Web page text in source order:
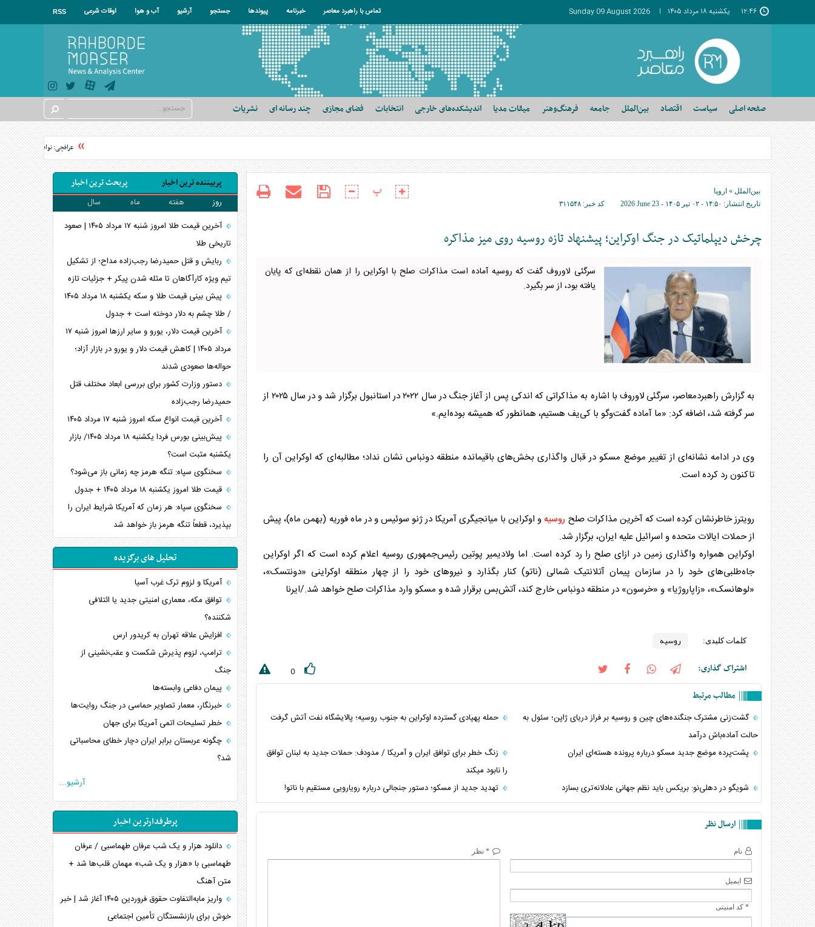
۱۲:۴۶ يکشنبه ۱۸ مرداد ۱۴۰۵ Sunday 09 August 2026 تماس با راهبرد معاصر خبرنامه پیوندها جستجو آرشیو آب و هوا اوقات شرعی RSS
صفحه اصلی سیاست اقتصاد بین‌الملل جامعه فرهنگ‌وهنر میقات مدیا اندیشکده‌های خارجی انتخابات فضای مجازی چند رسانه ای نشریات
عراقچی: توافق با عمان نزدیک است/ سهم ۱۱ درصدی ایران
بین‌الملل » اروپا
تاریخ انتشار: ۱۴:۵۰ - ۰۲ تير ۱۴۰۵ - 2026 June 23 کد خبر: ۳۱۱۵۴۸
پ
چرخش دیپلماتیک در جنگ اوکراین؛ پیشنهاد تازه روسیه روی میز مذاکره
سرگئی لاوروف گفت که روسیه آماده است مذاکرات صلح با اوکراین را از همان نقطه‌ای که پایان
یافته بود، از سر بگیرد.
به گزارش راهبردمعاصر، سرگئی لاوروف با اشاره به مذاکراتی که اندکی پس از آغاز جنگ در سال ۲۰۲۲ در استانبول برگزار شد و در سال ۲۰۲۵ از
سر گرفته شد، اضافه کرد: «ما آماده‌ گفت‌وگو با کی‌یف هستیم، همانطور که همیشه بوده‌ایم.»
وی در ادامه نشانه‌ای از تغییر موضع مسکو در قبال واگذاری بخش‌های باقیمانده منطقه دونباس نشان نداد؛ مطالبه‌ای که اوکراین آن را
تاکنون رد کرده است.
رویترز خاطرنشان کرده است که آخرین مذاکرات صلح روسیهو اوکراین با میانجیگری آمریکا در ژنو سوئیس و در ماه فوریه (بهمن ماه)، پیش
از حملات ایالات متحده و اسرائیل علیه ایران، برگزار شد.
اوکراین همواره واگذاری زمین در ازای صلح را رد کرده است. اما ولادیمیر پوتین رئیس‌جمهوری روسیه اعلام کرده است که اگر اوکراین
جاه‌طلبی‌های خود را در سازمان پیمان آتلانتیک شمالی (ناتو) کنار بگذارد و نیروهای خود را از چهار منطقه اوکراینی «دونتسک»،
«لوهانسک»، «زاپاروژیا» و «خرسون» در منطقه دونباس خارج کند، آتش‌بس برقرار شده و مسکو وارد مذاکرات صلح خواهد شد./ایرنا
کلمات کلیدی: روسیه
اشتراک گذاری: 0
مطالب مرتبط
گشت‌زنی مشترک جنگنده‌های چین و روسیه بر فراز دریای ژاپن؛ سئول به
حالت آماده‌باش درآمد
حمله پهپادی گسترده اوکراین به جنوب روسیه؛ پالایشگاه نفت آتش گرفت
پشت‌پرده موضع جدید مسکو درباره پرونده هسته‌ای ایران
زنگ خطر برای توافق ایران و آمریکا / مدودف: حملات جدید به لبنان توافق
را نابود میکند
شویگو در دهلی‌نو: بریکس باید نظم جهانی عادلانه‌تری بسازد
تهدید جدید از مسکو؛ دستور جنجالی درباره رویارویی مستقیم با ناتو!
ارسال نظر
نام
ایمیل
* کد امنیتی
* نظر
پربیننده ترین اخبار پربحث ترین اخبار
روز هفته ماه
سال
آخرین قیمت طلا امروز شنبه ۱۷ مرداد ۱۴۰۵ | صعود
تاریخی طلا
ربایش و قتل حمیدرضا رجب‌زاده مداح؛ از تشکیل
تیم ویژه کارآگاهان تا مثله شدن پیکر + جزئیات تازه
پیش بینی قیمت طلا و سکه یکشنبه ۱۸ مرداد ۱۴۰۵
/ طلا چشم به دلار دوخته است + جدول
آخرین قیمت دلار، یورو و سایر ارز‌ها امروز شنبه ۱۷
مرداد ۱۴۰۵ | کاهش قیمت دلار و یورو در بازار آزاد؛
حواله‌ها صعودی شدند
دستور وزارت کشور برای بررسی ابعاد مختلف قتل
حمیدرضا رجب‌زاده
آخرین قیمت انواع سکه امروز شنبه ۱۷ مرداد ۱۴۰۵
پیش‌بینی بورس فردا یکشنبه ۱۸ مرداد ۱۴۰۵/ بازار
یکشنبه مثبت است؟
سخنگوی سپاه: تنگه هرمز چه زمانی باز می‌شود؟
قیمت طلا امروز یکشنبه ۱۸ مرداد ۱۴۰۵ + جدول
سخنگوی سپاه: هر زمان که آمریکا شرایط ایران را
بپذیرد، قطعاً تنگه هرمز باز خواهد شد
تحلیل های برگزیده
آمریکا و لزوم ترک غرب آسیا
توافق مکه، معماری امنیتی جدید یا ائتلافی
شکننده؟
افزایش علاقه تهران به کریدور ارس
ترامپ، لزوم پذیرش شکست و عقب‌نشینی از
جنگ
پیمان دفاعی‌ وابسته‌ها
خبرنگار، معمار تصاویر حماسی در جنگ روایت‌ها
خطر تسلیحات اتمی آمریکا برای جهان
چگونه عربستان برابر ایران دچار خطای محاسباتی
شد؟
جاده ابریشم فضایی/ نفوذ راهبردی و فرازمینی
انصارالله و تثبیت معادله «محاصره برابر محاصره»
خبرنگار، خط مقدم جبهه روایت و پاسدار انسجام
ملی
مصالحه نافرجام سعودی – اماراتی
محدودیت صادرات نفت عربستان
پشت‌پرده خشم ترامپ از رسانه‌های منتقد
چگونه مقاومت صحنه جنگ را تغییر می‌دهد؟
آرشیو...
پرطرفدارترین اخبار
دانلود هزار و یک شب عرفان طهماسبی / عرفان
طهماسبی با «هزار و یک شب» مهمان قلب‌ها شد +
متن آهنگ
واریز مابه‌التفاوت حقوق فروردین ۱۴۰۵ آغاز شد | خبر
خوش برای بازنشستگان تأمین اجتماعی